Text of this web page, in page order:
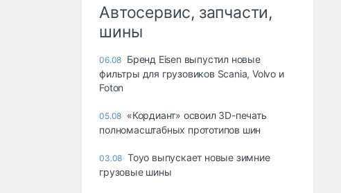
Автосервис, запчасти,
шины
06.08 Бренд Eisen выпустил новые
фильтры для грузовиков Scania, Volvo и
Foton
05.08 «Кордиант» освоил 3D-печать
полномасштабных прототипов шин
03.08 Toyo выпускает новые зимние
грузовые шины